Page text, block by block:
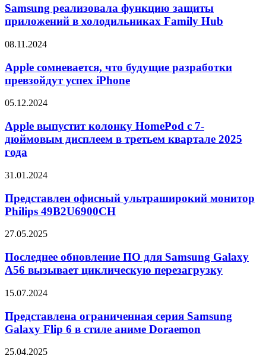
функцию
приложений
холодильниках
Hub
Samsung реализовала функцию защиты
приложений в холодильниках Family Hub
Apple
что
будущие
разработки
успех
08.11.2024
Apple сомневается, что будущие разработки
превзойдут успех iPhone
Apple
колонку
HomePod
с
7-
дисплеем
третьем
квартале
года
05.12.2024
Apple выпустит колонку HomePod с 7-
дюймовым дисплеем в третьем квартале 2025
года
Представлен
ультраширокий
монитор
Philips
31.01.2024
Представлен офисный ультраширокий монитор
Philips 49B2U6900CH
Последнее
ПО
для
Samsung
A56
циклическую
перезагрузку
27.05.2025
Последнее обновление ПО для Samsung Galaxy
A56 вызывает циклическую перезагрузку
Представлена
серия
Samsung
Galaxy
6
15.07.2024
Представлена ограниченная серия Samsung
Galaxy Flip 6 в стиле аниме Doraemon
Стали
25.04.2025